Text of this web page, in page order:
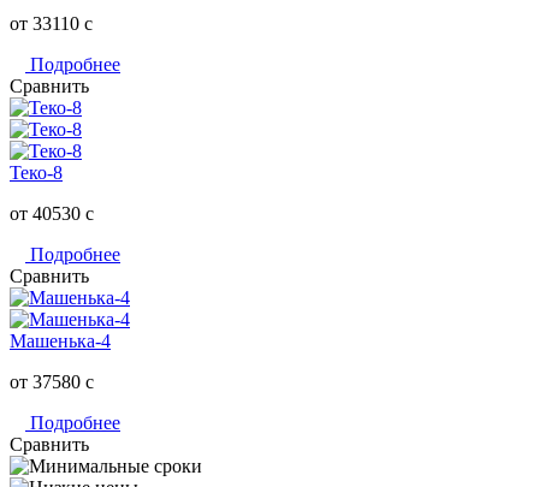
от 33110 c
Подробнее
Сравнить
Теко-8
от 40530 c
Подробнее
Сравнить
Машенька-4
от 37580 c
Подробнее
Сравнить